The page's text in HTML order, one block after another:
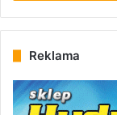
Reklama